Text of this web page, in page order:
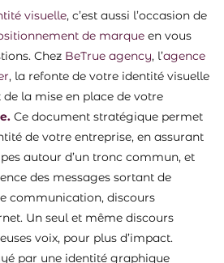
visuelle, c’est aussi l’occasion de
de marque en vous
Chez BeTrue agency, l’agence
, la refonte de votre identité visuelle
la mise en place de votre
Ce document stratégique permet
de votre entreprise, en assurant
autour d’un tronc commun, et
des messages sortant de
communication, discours
Un seul et même discours
voix, pour plus d’impact.
par une identité graphique